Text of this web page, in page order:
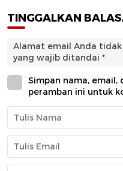
TINGGALKAN
Alamat email Anda
yang wajib ditandai *
Simpan nama, email,
peramban ini untuk